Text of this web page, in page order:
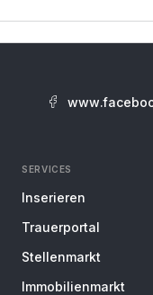
SERVICES
Inserieren
Trauerportal
Stellenmarkt
Immobilienmarkt